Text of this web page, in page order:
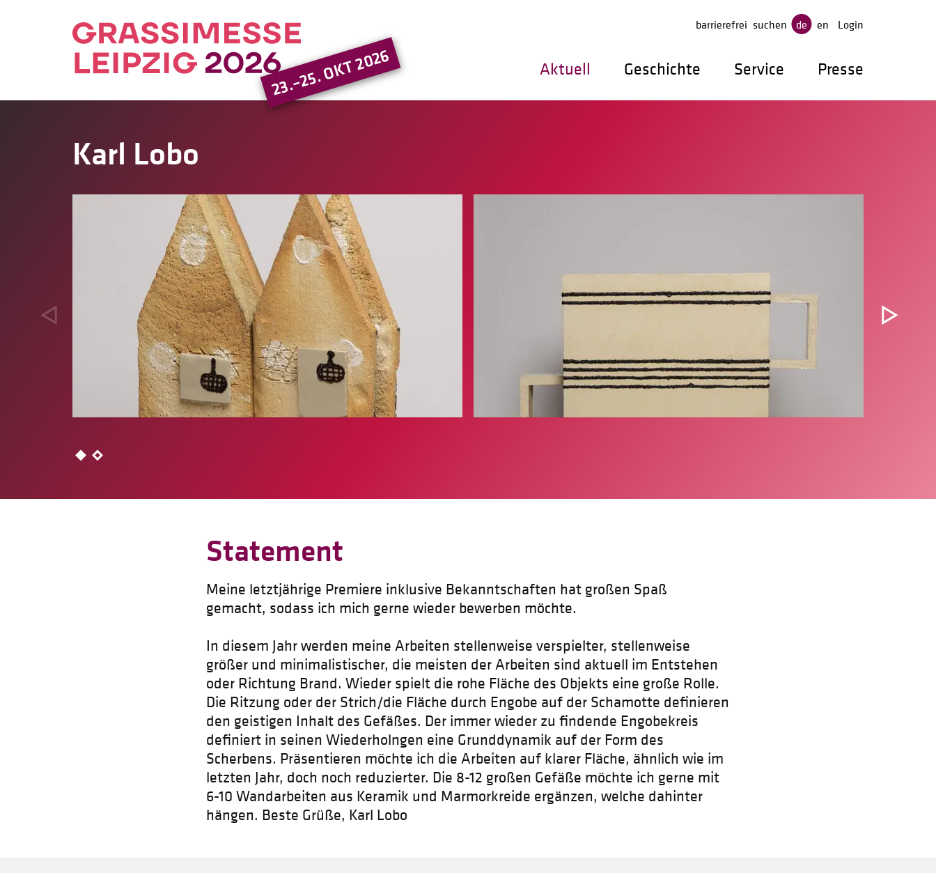
23.–25. OKT 2026
barrierefrei suchen de en Login
Aktuell Geschichte Service Presse
Karl Lobo
Statement
Meine letztjährige Premiere inklusive Bekanntschaften hat großen Spaß
gemacht, sodass ich mich gerne wieder bewerben möchte.
In diesem Jahr werden meine Arbeiten stellenweise verspielter, stellenweise
größer und minimalistischer, die meisten der Arbeiten sind aktuell im Entstehen
oder Richtung Brand. Wieder spielt die rohe Fläche des Objekts eine große Rolle.
Die Ritzung oder der Strich/die Fläche durch Engobe auf der Schamotte definieren
den geistigen Inhalt des Gefäßes. Der immer wieder zu findende Engobekreis
definiert in seinen Wiederholngen eine Grunddynamik auf der Form des
Scherbens. Präsentieren möchte ich die Arbeiten auf klarer Fläche, ähnlich wie im
letzten Jahr, doch noch reduzierter. Die 8-12 großen Gefäße möchte ich gerne mit
6-10 Wandarbeiten aus Keramik und Marmorkreide ergänzen, welche dahinter
hängen. Beste Grüße, Karl Lobo